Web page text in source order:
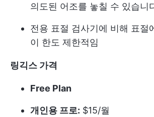
의도된 어조를 놓칠 수 있습니
전용 표절 검사기에 비해 표절
이 한도 제한적임
링긱스 가격
Free Plan
개인용 프로: $15/월